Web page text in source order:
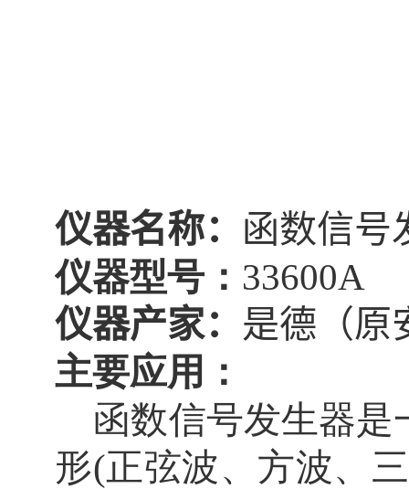
仪器名称： 函数信号
仪器型号： 33600A
仪器产家： 是德（原
主要应用：
函数信号发生器
形(正弦波、方波、